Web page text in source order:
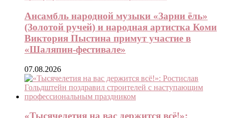
Ансамбль народной музыки «Зарни ёль»
(Золотой ручей) и народная артистка Коми
Виктория Пыстина примут участие в
«Шаляпин-фестивале»
07.08.2026